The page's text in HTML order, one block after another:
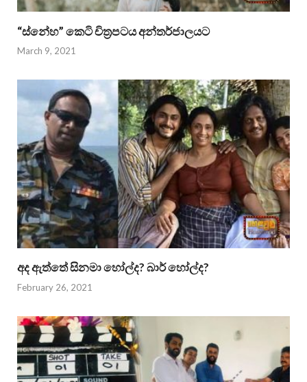
“ස්නේහ” කෙටි චිත්‍රපටය අන්තර්ජාලයට
March 9, 2021
අද ඇත්තේ සිනමා හෝල්ද? බාර් හෝල්ද?
February 26, 2021